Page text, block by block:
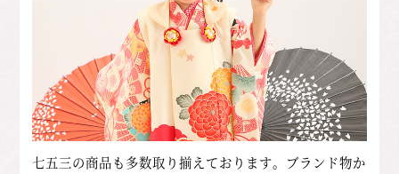
七五三の商品も多数取り揃えております。 ブランド物か